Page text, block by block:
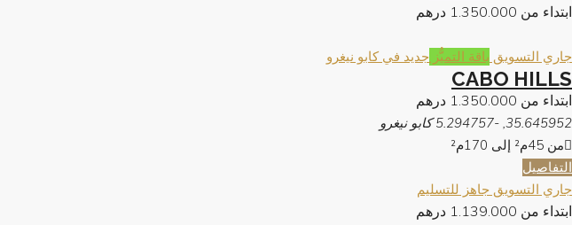
ابتداء من 1.350.000 درهم
جاري التسويق باقة التميُّز جديد في كابو نيغرو
CABO HILLS
ابتداء من 1.350.000 درهم
35.645952, -5.294757 كابو نيغرو
من 45م² إلى 170م²
التفاصيل
جاري التسويق جاهز للتسليم
ابتداء من 1.139.000 درهم